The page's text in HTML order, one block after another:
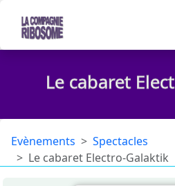
Le cabaret
Evènements
Spectacles
Le cabaret Electro-Galaktik